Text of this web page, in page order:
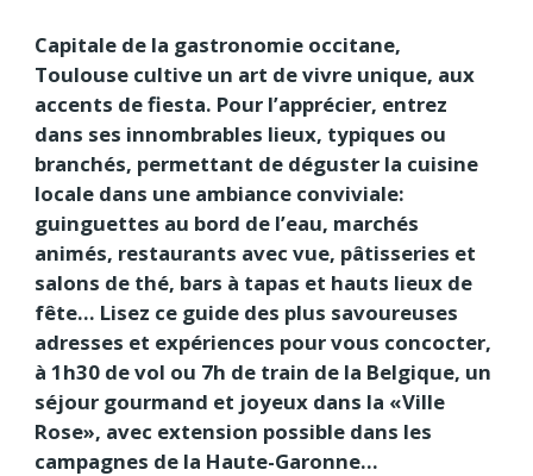
Capitale de la gastronomie occitane,
Toulouse cultive un art de vivre unique, aux
accents de fiesta. Pour l’apprécier, entrez
dans ses innombrables lieux, typiques ou
branchés, permettant de déguster la cuisine
locale dans une ambiance conviviale:
guinguettes au bord de l’eau, marchés
animés, restaurants avec vue, pâtisseries et
salons de thé, bars à tapas et hauts lieux de
fête… Lisez ce guide des plus savoureuses
adresses et expériences pour vous concocter,
à 1h30 de vol ou 7h de train de la Belgique, un
séjour gourmand et joyeux dans la «Ville
Rose», avec extension possible dans les
campagnes de la Haute-Garonne…